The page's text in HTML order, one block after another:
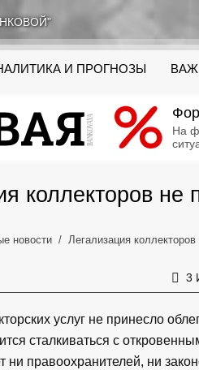
И ПРОГНОЗЫ
На
коллекторов
новости Легализация
3
услуг не принесло
сталкиваться с
ни правоохранителей, ни